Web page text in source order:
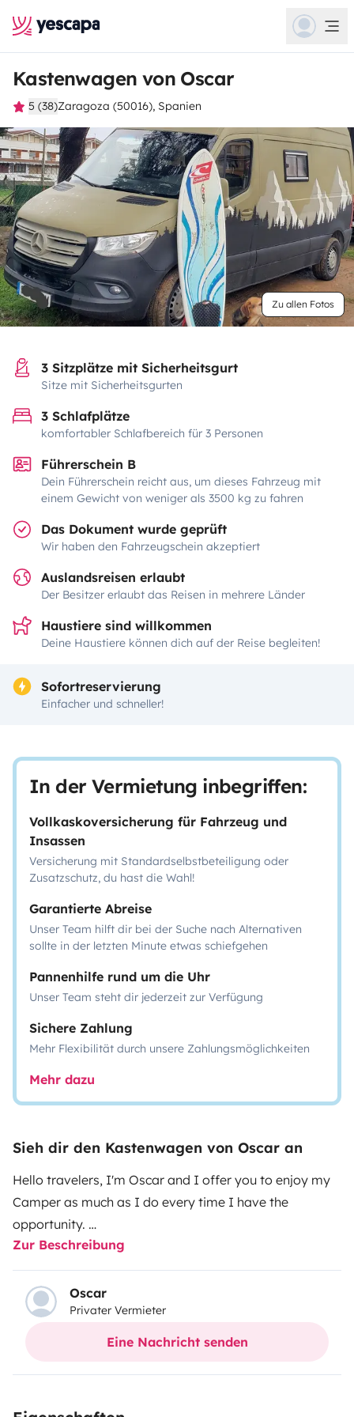
Kastenwagen von Oscar
5 (38)Zaragoza (50016), Spanien
Zu allen Fotos
3 Sitzplätze mit Sicherheitsgurt
Sitze mit Sicherheitsgurten
3 Schlafplätze
komfortabler Schlafbereich für 3 Personen
Führerschein B
Dein Führerschein reicht aus, um dieses Fahrzeug mit
einem Gewicht von weniger als 3500 kg zu fahren
Das Dokument wurde geprüft
Wir haben den Fahrzeugschein akzeptiert
Auslandsreisen erlaubt
Der Besitzer erlaubt das Reisen in mehrere Länder
Haustiere sind willkommen
Deine Haustiere können dich auf der Reise begleiten!
Sofortreservierung
Einfacher und schneller!
In der Vermietung inbegriffen:
Vollkaskoversicherung für Fahrzeug und
Insassen
Versicherung mit Standardselbstbeteiligung oder
Zusatzschutz, du hast die Wahl!
Garantierte Abreise
Unser Team hilft dir bei der Suche nach Alternativen
sollte in der letzten Minute etwas schiefgehen
Pannenhilfe rund um die Uhr
Unser Team steht dir jederzeit zur Verfügung
Sichere Zahlung
Mehr Flexibilität durch unsere Zahlungsmöglichkeiten
Mehr dazu
Sieh dir den Kastenwagen von Oscar an
Hello travelers, I'm Oscar and I offer you to enjoy my
Camper as much as I do every time I have the
opportunity.
After four weeks of work the image of the Mercedes
has changed radically, I hope you like it. The
camperization is designed and made entirely by me...
with a lot of love and many hours of work. It is a 2019
van with barely 74,000km that is noticeable when
If you come by car, you have the opportunity to park it
Zur Beschreibung
Oscar
Privater Vermieter
Eine Nachricht senden